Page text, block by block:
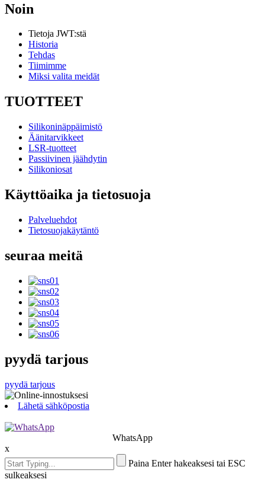
Noin
Tietoja JWT:stä
Historia
Tehdas
Tiimimme
Miksi valita meidät
TUOTTEET
Silikoninäppäimistö
Äänitarvikkeet
LSR-tuotteet
Passiivinen jäähdytin
Silikoniosat
Käyttöaika ja tietosuoja
Palveluehdot
Tietosuojakäytäntö
seuraa meitä
pyydä tarjous
pyydä tarjous
Lähetä sähköpostia
WhatsApp
x
Paina Enter hakeaksesi tai ESC
sulkeaksesi